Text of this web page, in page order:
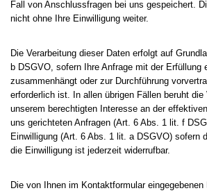
Fall von Anschlussfragen bei uns gespeichert.
nicht ohne Ihre Einwilligung weiter.
Die Verarbeitung dieser Daten erfolgt auf
b DSGVO, sofern Ihre Anfrage mit der Erfüllung
zusammenhängt oder zur Durchführung
erforderlich ist. In allen übrigen Fällen beruht die
unserem berechtigten Interesse an der
uns gerichteten Anfragen (Art. 6 Abs. 1 lit. f
Einwilligung (Art. 6 Abs. 1 lit. a DSGVO) sofern
die Einwilligung ist jederzeit widerrufbar.
Die von Ihnen im Kontaktformular eingegebenen